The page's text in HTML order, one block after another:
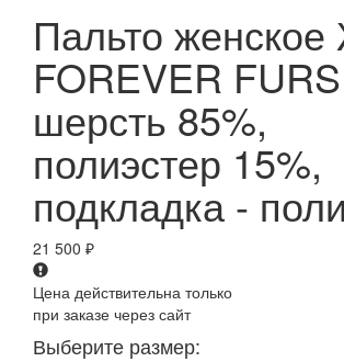
Пальто
FOREVER
шерсть 85%,
полиэстер 15%,
подкладка -
21 500 ₽
Цена действительна только
при заказе через сайт
Выберите размер: